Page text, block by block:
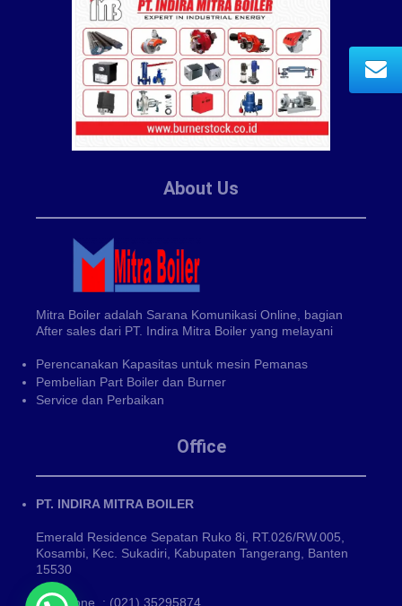
About Us
Mitra Boiler adalah Sarana Komunikasi Online, bagian
After sales dari PT. Indira Mitra Boiler yang melayani
Perencanakan Kapasitas untuk mesin Pemanas
Pembelian Part Boiler dan Burner
Service dan Perbaikan
Office
PT. INDIRA MITRA BOILER
Emerald Residence Sepatan Ruko 8i, RT.026/RW.005,
Kosambi, Kec. Sukadiri, Kabupaten Tangerang, Banten
15530
Phone : (021) 35295874